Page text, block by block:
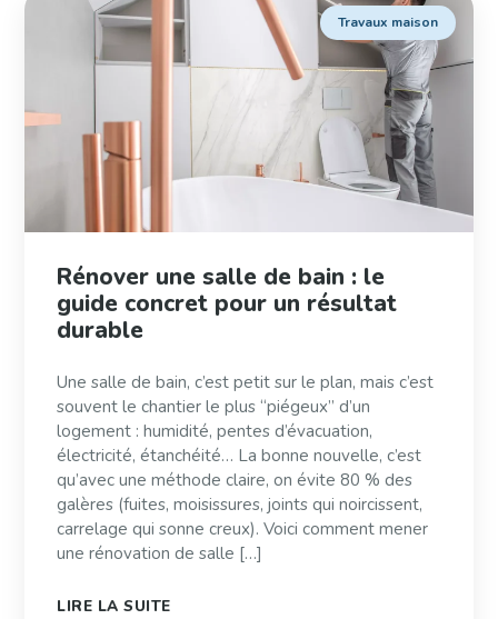
Travaux maison
Rénover une salle de bain : le
guide concret pour un résultat
durable
Une salle de bain, c’est petit sur le plan, mais c’est
souvent le chantier le plus “piégeux” d’un
logement : humidité, pentes d’évacuation,
électricité, étanchéité… La bonne nouvelle, c’est
qu’avec une méthode claire, on évite 80 % des
galères (fuites, moisissures, joints qui noircissent,
carrelage qui sonne creux). Voici comment mener
une rénovation de salle […]
LIRE LA SUITE